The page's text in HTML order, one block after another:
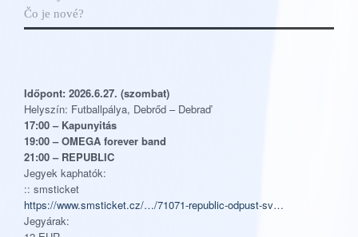
Čo je nové?
Időpont: 2026.6.27. (szombat)
Helyszín: Futballpálya, Debrőd – Debraď
17:00 – Kapunyitás
19:00 – OMEGA forever band
21:00 – REPUBLIC
Jegyek kaphatók:
:: smsticket
https://www.smsticket.cz/…/71071-republic-odpust-sv…
Jegyárak: